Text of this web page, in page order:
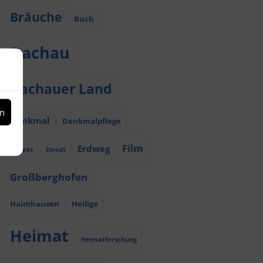
Bräuche Buch
Dachau
Dachauer Land
Denkmal Denkmalpflege
Dialekt Dirndl Erdweg Film
Großberghofen
Haimhausen Heilige
Heimat Heimatforschung